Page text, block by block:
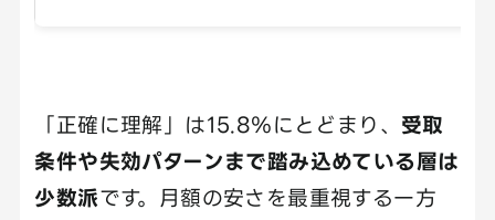
「正確に理解」は15.8％にとどまり、 受取
条件や失効パターンまで踏み込めている層は
少数派です。月額の安さを最重視する一方